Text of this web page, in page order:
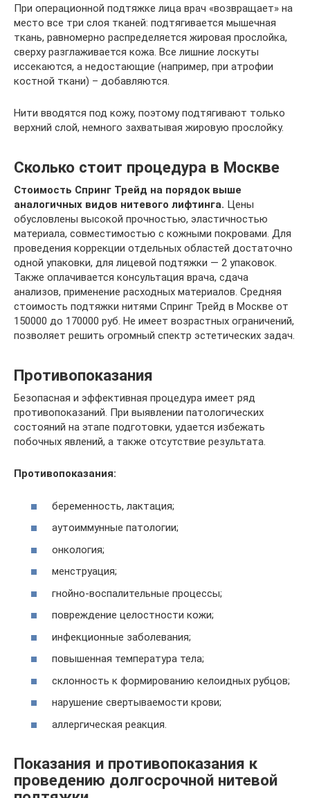
При операционной подтяжке лица врач «возвращает» на
место все три слоя тканей: подтягивается мышечная
ткань, равномерно распределяется жировая прослойка,
сверху разглаживается кожа. Все лишние лоскуты
иссекаются, а недостающие (например, при атрофии
костной ткани) – добавляются.
Нити вводятся под кожу, поэтому подтягивают только
верхний слой, немного захватывая жировую прослойку.
Сколько стоит процедура в Москве
Стоимость Спринг Трейд на порядок выше
аналогичных видов нитевого лифтинга. Цены
обусловлены высокой прочностью, эластичностью
материала, совместимостью с кожными покровами. Для
проведения коррекции отдельных областей достаточно
одной упаковки, для лицевой подтяжки — 2 упаковок.
Также оплачивается консультация врача, сдача
анализов, применение расходных материалов. Средняя
стоимость подтяжки нитями Спринг Трейд в Москве от
150000 до 170000 руб. Не имеет возрастных ограничений,
позволяет решить огромный спектр эстетических задач.
Противопоказания
Безопасная и эффективная процедура имеет ряд
противопоказаний. При выявлении патологических
состояний на этапе подготовки, удается избежать
побочных явлений, а также отсутствие результата.
Противопоказания:
беременность, лактация;
аутоиммунные патологии;
онкология;
менструация;
гнойно-воспалительные процессы;
повреждение целостности кожи;
инфекционные заболевания;
повышенная температура тела;
склонность к формированию келоидных рубцов;
нарушение свертываемости крови;
аллергическая реакция.
Показания и противопоказания к
проведению долгосрочной нитевой